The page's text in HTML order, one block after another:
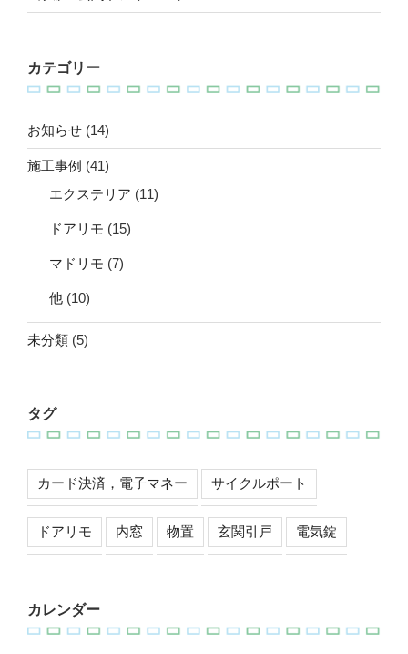
カテゴリー
お知らせ (14)
施工事例 (41)
エクステリア (11)
ドアリモ (15)
マドリモ (7)
他 (10)
未分類 (5)
タグ
カード決済，電子マネー サイクルポート
ドアリモ 内窓 物置 玄関引戸 電気錠
カレンダー